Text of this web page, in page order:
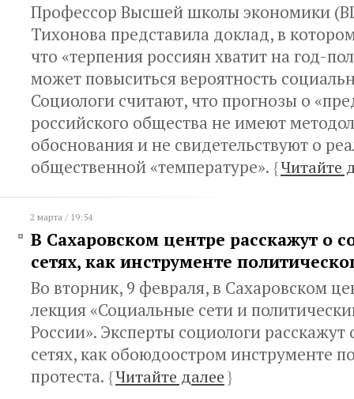
Профессор Высшей школы экономики
Тихонова представила доклад, в
что «терпения россиян хватит на год-
может повыситься вероятность
Социологи считают, что прогнозы о
российского общества не имеют
обоснования и не свидетельствуют о
общественной «температуре». {Читайте
2 марта / 19:54
В Сахаровском центре расскажут о
сетях, как инструменте
Во вторник, 9 февраля, в Сахаровском
лекция «Социальные сети и
России». Эксперты социологи
сетях, как обоюдоостром инструменте
протеста. {Читайте далее}